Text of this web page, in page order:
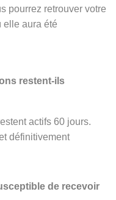
pourrez retrouver votre
elle aura été
restent-ils
actifs 60 jours.
définitivement
de recevoir